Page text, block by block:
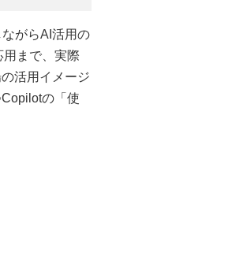
がらAI活用の
まで、実際
活用イメージ
の「使